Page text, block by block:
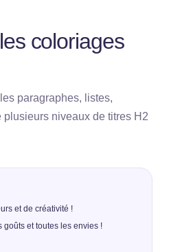
coloriages
paragraphes, listes,
niveaux de titres H2
et de créativité !
goûts et toutes les envies !